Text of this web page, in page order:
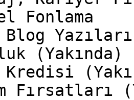
Fonlama
Yazıları
(Yakında)
Fırsatları